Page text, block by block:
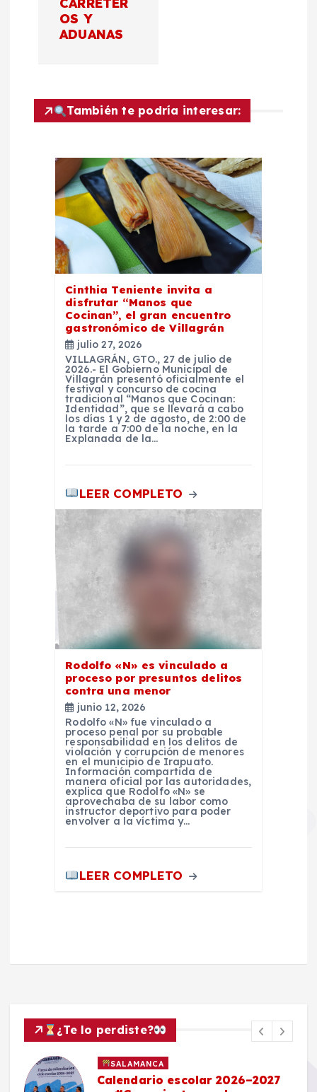
e
CARRETER
OS Y
ADUANAS
También te podría interesar:
Cinthia Teniente invita a
disfrutar “Manos que
Cocinan”, el gran encuentro
gastronómico de Villagrán
julio 27, 2026
VILLAGRÁN, GTO., 27 de julio de
2026.- El Gobierno Municipal de
Villagrán presentó oficialmente el
festival y concurso de cocina
tradicional “Manos que Cocinan:
Identidad”, que se llevará a cabo
los días 1 y 2 de agosto, de 2:00 de
la tarde a 7:00 de la noche, en la
Explanada de la…
LEER COMPLETO
Rodolfo «N» es vinculado a
proceso por presuntos delitos
contra una menor
junio 12, 2026
Rodolfo «N» fue vinculado a
proceso penal por su probable
responsabilidad en los delitos de
violación y corrupción de menores
en el municipio de Irapuato.
Información compartida de
manera oficial por las autoridades,
explica que Rodolfo «N» se
aprovechaba de su labor como
instructor deportivo para poder
envolver a la víctima y…
LEER COMPLETO
¿Te lo perdiste?
SALAMANCA
Calendario escolar 2026–2027